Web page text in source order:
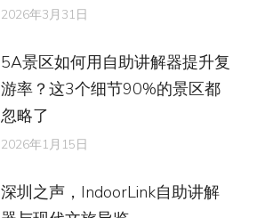
2026年3月31日
5A景区如何用自助讲解器提升复
游率？这3个细节90%的景区都
忽略了
2026年1月15日
深圳之声，IndoorLink自助讲解